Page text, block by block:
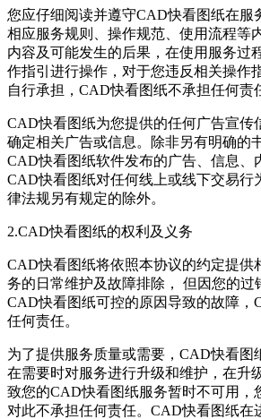
您应仔细阅读并遵守CAD快看图纸在服
相应服务规则、操作规范、使用流程等
内容及可能发生的后果，在使用服务过
作指引进行操作，对于您违反相关操作
自行承担， CAD快看图纸不承担任何责
CAD快看图纸为您提供的任何广告宣传
确定相关广告或信息。除非另有明确的
CAD快看图纸软件发布的广告、信息、
CAD快看图纸对任何线上或线下交易行
律法规另有规定的除外。
2.CAD快看图纸的权利及义务
CAD快看图纸将依照本协议的约定提供
务的日常维护及故障排除， 但因您的过
CAD快看图纸可控的原因导致的故障，
任何责任。
为了提供服务质量或需要， CAD快看图
在需要时对服务进行升级和维护，在升
致您的CAD快看图纸服务暂时不可用，
对此不承担任何责任。 CAD快看图纸在